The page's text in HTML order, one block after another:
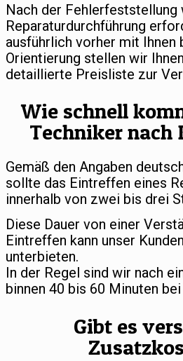
Nach der Fehlerfeststellung
Reparaturdurchführung
ausführlich vorher mit Ihnen
Orientierung stellen wir
detaillierte Preisliste zur
Wie schnell
Techniker nach
Gemäß den Angaben
sollte das Eintreffen eines
innerhalb von zwei bis drei
Diese Dauer von einer
Eintreffen kann unser
unterbieten.
In der Regel sind wir nach
binnen 40 bis 60 Minuten
Gibt es